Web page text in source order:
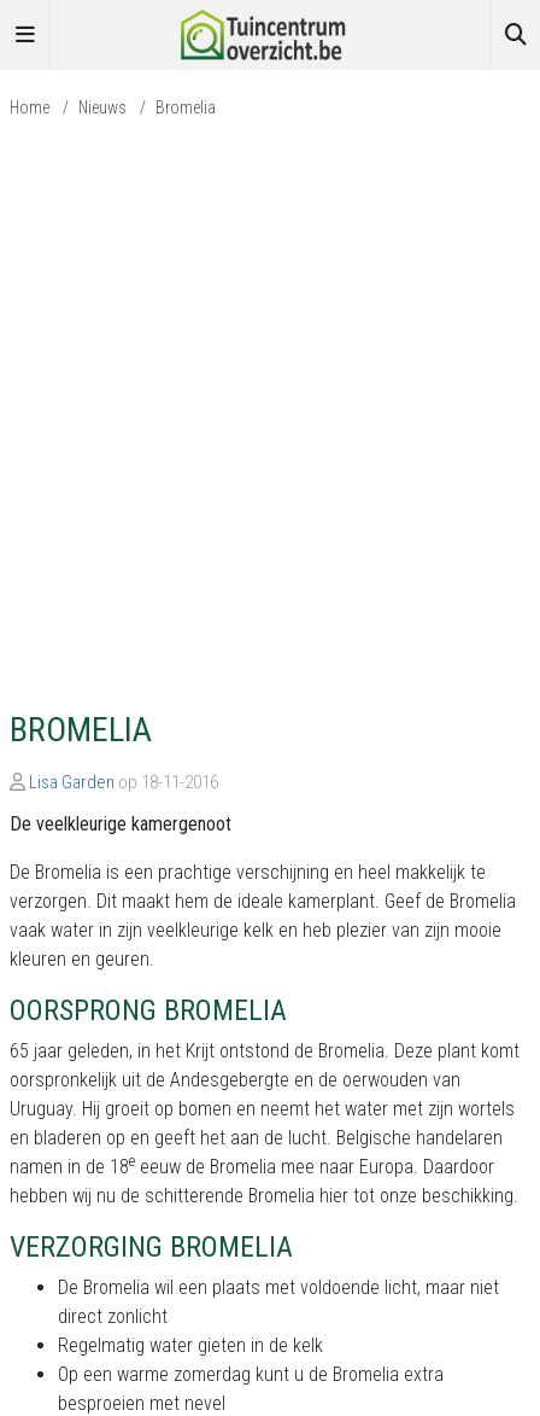
Home / Nieuws / Bromelia
BROMELIA
Lisa Garden op 18-11-2016
De veelkleurige kamergenoot
De Bromelia is een prachtige verschijning en heel makkelijk te
verzorgen. Dit maakt hem de ideale kamerplant. Geef de Bromelia
vaak water in zijn veelkleurige kelk en heb plezier van zijn mooie
kleuren en geuren.
OORSPRONG BROMELIA
65 jaar geleden, in het Krijt ontstond de Bromelia. Deze plant komt
oorspronkelijk uit de Andesgebergte en de oerwouden van
Uruguay. Hij groeit op bomen en neemt het water met zijn wortels
en bladeren op en geeft het aan de lucht. Belgische handelaren
namen in de 18e eeuw de Bromelia mee naar Europa. Daardoor
hebben wij nu de schitterende Bromelia hier tot onze beschikking.
VERZORGING BROMELIA
De Bromelia wil een plaats met voldoende licht, maar niet
direct zonlicht
Regelmatig water gieten in de kelk
Op een warme zomerdag kunt u de Bromelia extra
besproeien met nevel